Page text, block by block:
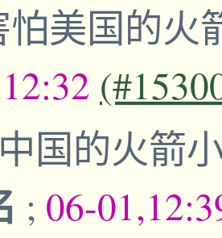
怕美国的火
中国的火箭
; 06-